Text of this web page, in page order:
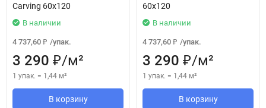
Carving 60x120
В наличии
4 737,60 ₽ /упак.
3 290 ₽/м²
1 упак. = 1,44 м²
В корзину
60x120
В наличии
4 737,60 ₽ /упак.
3 290 ₽/м²
1 упак. = 1,44 м²
В корзину